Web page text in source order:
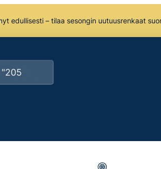
edullisesti – tilaa sesongin uutuusrenkaat